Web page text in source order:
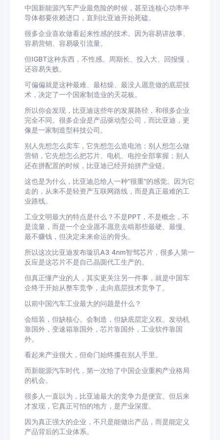
中国新能源汽车产业最危险的时候，甚至连核心功率半
导体都要依赖进口，直到比亚迪开始死磕。
很多企业喜欢做看起来性感的技术。因为容易讲故事、
容易营销、容易吸引流量。
但IGBT这种东西，不性感。周期长、投入大、回报慢，
还容易失败。
可偏偏就是这种最难、最枯燥、最没人愿意做的底层技
术，决定了一个国家制造业的天花板。
所以你会发现，比亚迪这些年的发展路径，和很多企业
完全不同。很多企业是产品驱动型公司，而比亚迪，更
像是一家制造型科技公司。
别人先想怎么卖车，它先想怎么造电池；别人想怎么做
营销，它先想怎么把芯片、电机、电控全部掌握；别人
还在拼配置的时候，比亚迪已经开始拼产业链。
这也是为什么，比亚迪总给人一种“很重”的感觉。因为它
走的，从来不是轻资产互联网路线，而是真正最难的工
业路线。
工业文明最大的特点是什么？不是PPT，不是概念，不
是流量，而是一个企业愿不愿意去啃那些最硬、最慢、
最不赚钱，但决定未来命运的骨头。
所以这次比亚迪发布璇玑A3 4nm智驾芯片，很多人第一
反应是这芯片不是自己晶圆代工生产的。
但真正懂产业的人，其实更关注另一件事，就是中国车
企终于开始从整车竞争，走向底层技术竞争了。
以前中国汽车工业最大的问题是什么？
会组装，但缺核心。会制造，但缺底层定义权。发动机
靠国外，变速箱靠国外，芯片靠国外，工业软件靠国
外。
看起来产业很大，但命门始终攥在别人手里。
而新能源汽车时代，第一次给了中国企业重构产业格局
的机会。
很多人一直以为，比亚迪最大的竞争力是便宜。但后来
才发现，它真正可怕的地方，是产业深度。
因为真正强大的企业，不只是能做出产品，而是能定义
产品背后的工业体系。